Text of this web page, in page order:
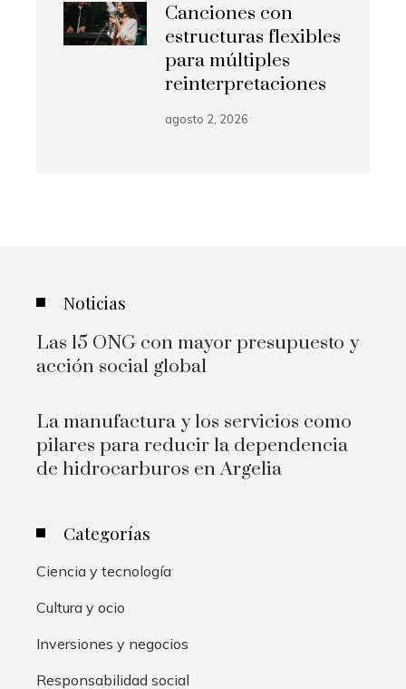
Canciones con
estructuras flexibles
para múltiples
reinterpretaciones
agosto 2, 2026
Noticias
Las 15 ONG con mayor presupuesto y
acción social global
La manufactura y los servicios como
pilares para reducir la dependencia
de hidrocarburos en Argelia
Categorías
Ciencia y tecnología
Cultura y ocio
Inversiones y negocios
Responsabilidad social